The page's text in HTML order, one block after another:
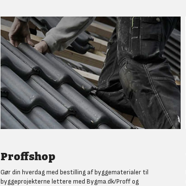
Proffshop
Gør din hverdag med bestilling af byggematerialer til
byggeprojekterne lettere med Bygma.dk/Proff og